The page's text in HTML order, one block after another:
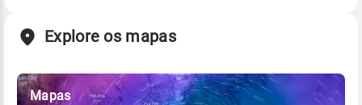
Explore os mapas
Mapas